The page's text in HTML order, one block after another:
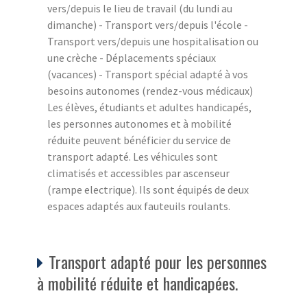
vers/depuis le lieu de travail (du lundi au
dimanche) - Transport vers/depuis l'école -
Transport vers/depuis une hospitalisation ou
une crèche - Déplacements spéciaux
(vacances) - Transport spécial adapté à vos
besoins autonomes (rendez-vous médicaux)
Les élèves, étudiants et adultes handicapés,
les personnes autonomes et à mobilité
réduite peuvent bénéficier du service de
transport adapté. Les véhicules sont
climatisés et accessibles par ascenseur
(rampe electrique). Ils sont équipés de deux
espaces adaptés aux fauteuils roulants.
Transport adapté pour les personnes
à mobilité réduite et handicapées.